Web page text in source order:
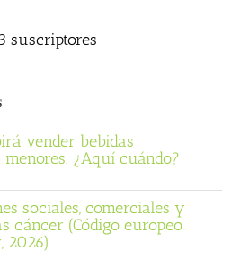
suscriptores
vender bebidas
¿Aquí cuándo?
sociales, comerciales y
cáncer (Código europeo
2026)